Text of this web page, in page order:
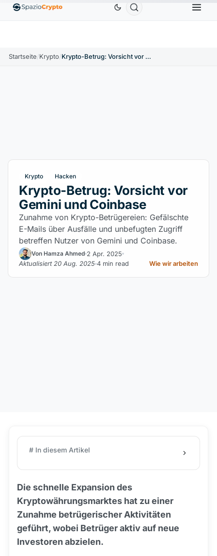
EthereumETH1.880,58 $ USDT0,9991 $ BNB586,64
Startseite/Krypto/ Krypto-Betrug: Vorsicht vor Gemini und Coinbase
Krypto Hacken
Krypto-Betrug: Vorsicht vor
Gemini und Coinbase
Zunahme von Krypto-Betrügereien: Gefälschte
E-Mails über Ausfälle und unbefugten Zugriff
betreffen Nutzer von Gemini und Coinbase.
Von Hamza Ahmed 2 Apr. 2025
Aktualisiert 20 Aug. 2025 4 min read Wie wir arbeiten
# In diesem Artikel
Die schnelle Expansion des
Kryptowährungsmarktes hat zu einer
Zunahme betrügerischer Aktivitäten
geführt, wobei Betrüger aktiv auf neue
Investoren abzielen.